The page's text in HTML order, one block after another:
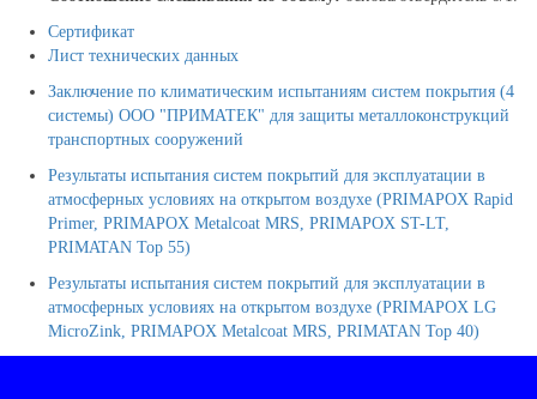
Сертификат
Лист технических данных
Заключение по климатическим испытаниям систем покрытия (4
системы) ООО "ПРИМАТЕК" для защиты металлоконструкций
транспортных сооружений
Результаты испытания систем покрытий для эксплуатации в
атмосферных условиях на открытом воздухе (PRIMAPOX Rapid
Primer, PRIMAPOX Metalcoat MRS, PRIMAPOX ST-LT,
PRIMATAN Top 55)
Результаты испытания систем покрытий для эксплуатации в
атмосферных условиях на открытом воздухе (PRIMAPOX LG
MicroZink, PRIMAPOX Metalcoat MRS, PRIMATAN Top 40)